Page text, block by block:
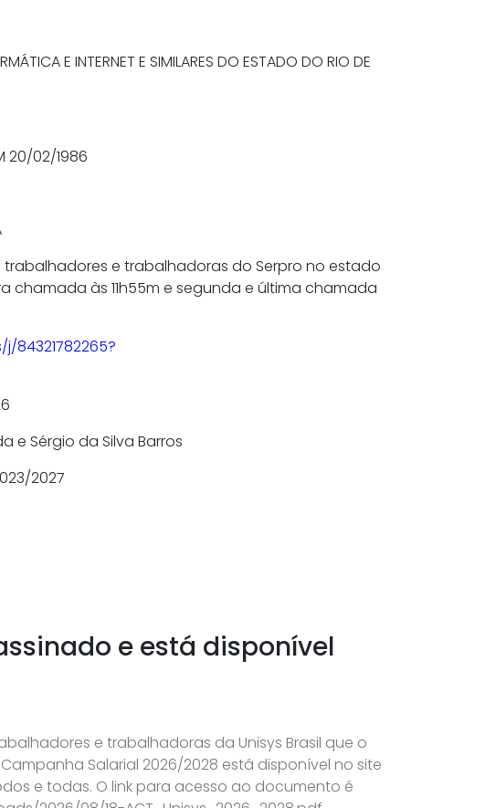
E INTERNET E SIMILARES DO ESTADO DO RIO DE
20/02/1986
e trabalhadoras do Serpro no estado
chamada às 11h55m e segunda e última chamada
84321782265?
e Sérgio da Silva Barros
2027
e está disponível
e trabalhadoras da Unisys Brasil que o
Salarial 2026/2028 está disponível no site
e todas. O link para acesso ao documento é